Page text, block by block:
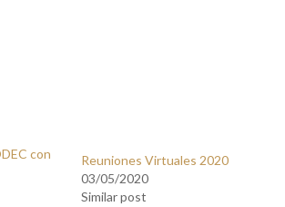
con
Reuniones Virtuales 2020
03/05/2020
Similar post